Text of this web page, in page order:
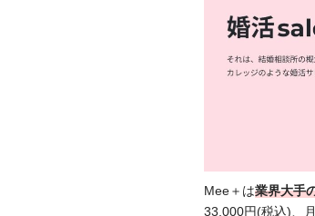
Mee＋は業界大手
33,000円(税込)、